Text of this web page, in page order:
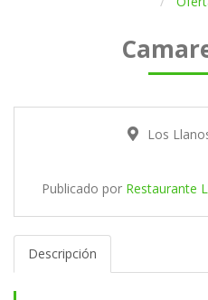
Los
Publicado por Restaurante
Descripción